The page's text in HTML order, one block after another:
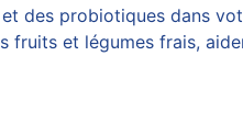
des probiotiques dans
fruits et légumes frais,